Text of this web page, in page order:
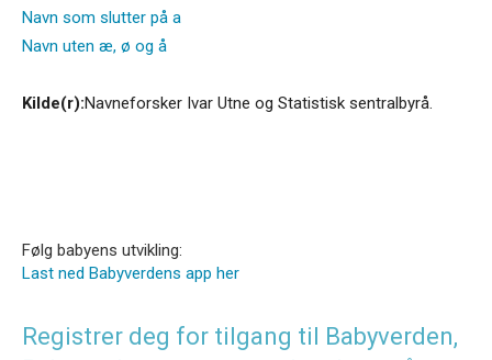
Navn som slutter på a
Navn uten æ, ø og å
Kilde(r):Navneforsker Ivar Utne og Statistisk sentralbyrå.
Følg babyens utvikling:
Last ned Babyverdens app her
Registrer deg for tilgang til Babyverden,